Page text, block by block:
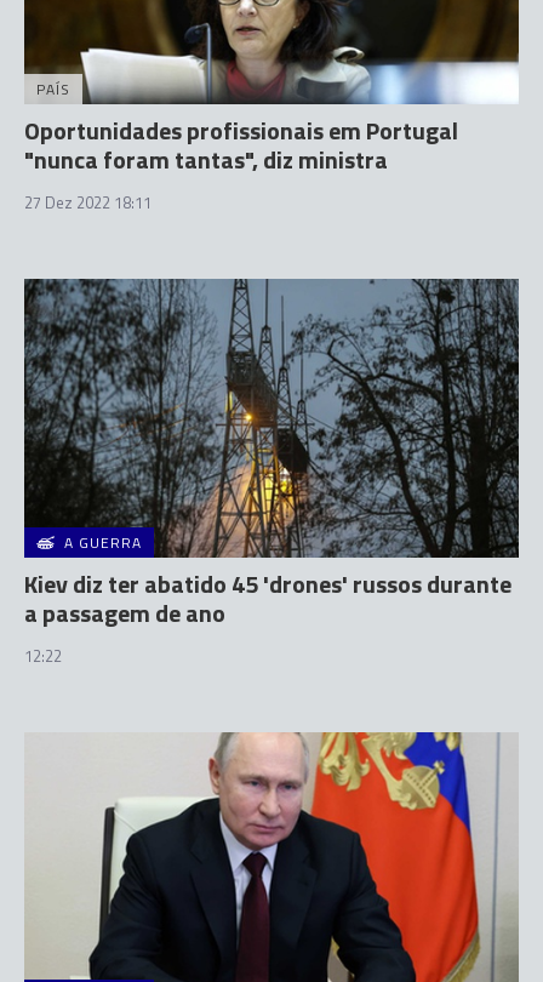
PAÍS
Oportunidades profissionais em Portugal
"nunca foram tantas", diz ministra
27 Dez 2022 18:11
A GUERRA
Kiev diz ter abatido 45 'drones' russos durante
a passagem de ano
12:22